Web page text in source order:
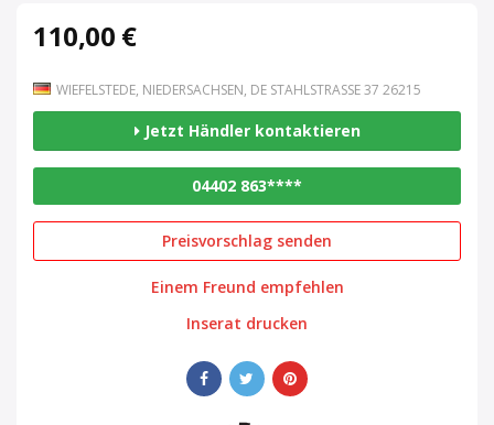
110,00 €
WIEFELSTEDE, NIEDERSACHSEN, DE STAHLSTRASSE 37 26215
Jetzt Händler kontaktieren
04402 863****
Preisvorschlag senden
Einem Freund empfehlen
Inserat drucken